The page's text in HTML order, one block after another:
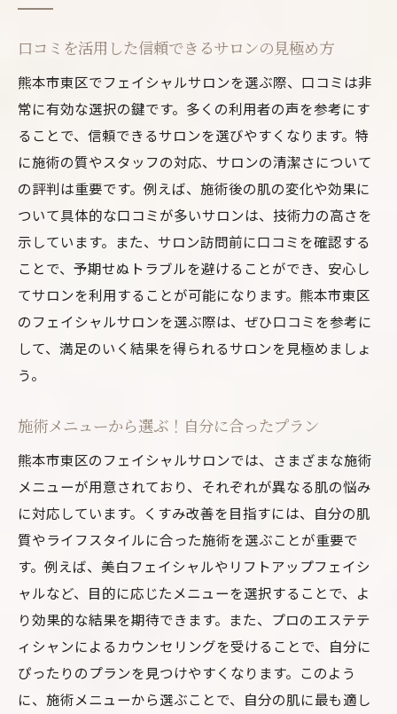
口コミを活用した信頼できるサロンの見極め方
熊本市東区でフェイシャルサロンを選ぶ際、口コミは非
常に有効な選択の鍵です。多くの利用者の声を参考にす
ることで、信頼できるサロンを選びやすくなります。特
に施術の質やスタッフの対応、サロンの清潔さについて
の評判は重要です。例えば、施術後の肌の変化や効果に
ついて具体的な口コミが多いサロンは、技術力の高さを
示しています。また、サロン訪問前に口コミを確認する
ことで、予期せぬトラブルを避けることができ、安心し
てサロンを利用することが可能になります。熊本市東区
のフェイシャルサロンを選ぶ際は、ぜひ口コミを参考に
して、満足のいく結果を得られるサロンを見極めましょ
う。
施術メニューから選ぶ！自分に合ったプラン
熊本市東区のフェイシャルサロンでは、さまざまな施術
メニューが用意されており、それぞれが異なる肌の悩み
に対応しています。くすみ改善を目指すには、自分の肌
質やライフスタイルに合った施術を選ぶことが重要で
す。例えば、美白フェイシャルやリフトアップフェイシ
ャルなど、目的に応じたメニューを選択することで、よ
り効果的な結果を期待できます。また、プロのエステテ
ィシャンによるカウンセリングを受けることで、自分に
ぴったりのプランを見つけやすくなります。このよう
に、施術メニューから選ぶことで、自分の肌に最も適し